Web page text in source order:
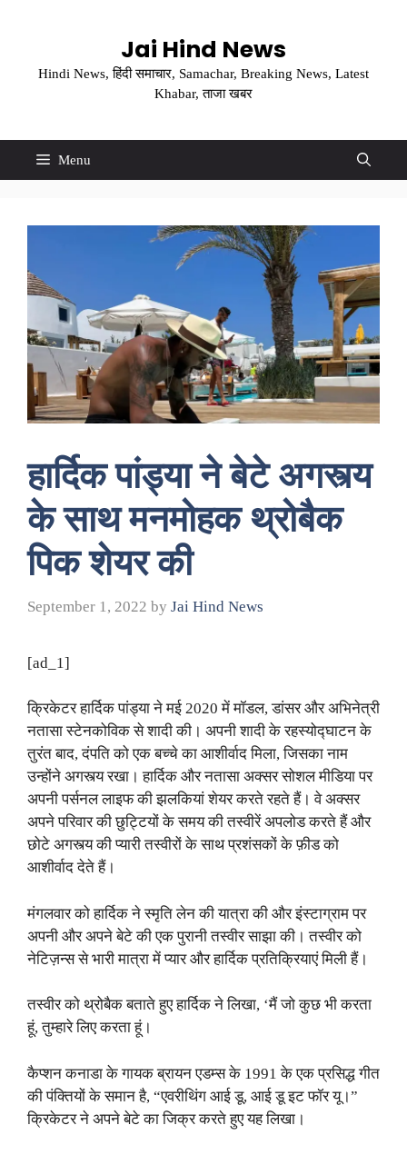
Jai Hind News
Hindi News, हिंदी समाचार, Samachar, Breaking News, Latest
Khabar, ताजा खबर
Menu
हार्दिक पांड्या ने बेटे अगस्त्य
के साथ मनमोहक थ्रोबैक
पिक शेयर की
September 1, 2022 by Jai Hind News
[ad_1]
क्रिकेटर हार्दिक पांड्या ने मई 2020 में मॉडल, डांसर और अभिनेत्री
नतासा स्टेनकोविक से शादी की। अपनी शादी के रहस्योद्घाटन के
तुरंत बाद, दंपति को एक बच्चे का आशीर्वाद मिला, जिसका नाम
उन्होंने अगस्त्य रखा। हार्दिक और नतासा अक्सर सोशल मीडिया पर
अपनी पर्सनल लाइफ की झलकियां शेयर करते रहते हैं। वे अक्सर
अपने परिवार की छुट्टियों के समय की तस्वीरें अपलोड करते हैं और
छोटे अगस्त्य की प्यारी तस्वीरों के साथ प्रशंसकों के फ़ीड को
आशीर्वाद देते हैं।
मंगलवार को हार्दिक ने स्मृति लेन की यात्रा की और इंस्टाग्राम पर
अपनी और अपने बेटे की एक पुरानी तस्वीर साझा की। तस्वीर को
नेटिज़न्स से भारी मात्रा में प्यार और हार्दिक प्रतिक्रियाएं मिली हैं।
तस्वीर को थ्रोबैक बताते हुए हार्दिक ने लिखा, ‘मैं जो कुछ भी करता
हूं, तुम्हारे लिए करता हूं।
कैप्शन कनाडा के गायक ब्रायन एडम्स के 1991 के एक प्रसिद्ध गीत
की पंक्तियों के समान है, “एवरीथिंग आई डू, आई डू इट फॉर यू।”
क्रिकेटर ने अपने बेटे का जिक्र करते हुए यह लिखा।